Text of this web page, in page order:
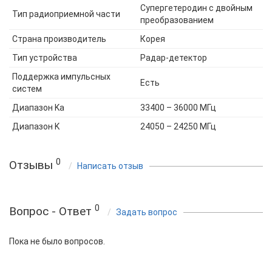
Тип радиоприемной части
Супергетеродин с двойным
преобразованием
Страна производитель
Корея
Тип устройства
Радар-детектор
Поддержка импульсных
систем
Есть
Диапазон Ka
33400 – 36000 МГц
Диапазон K
24050 – 24250 МГц
Отзывы 0 Написать отзыв
Вопрос - Ответ 0 Задать вопрос
Пока не было вопросов.